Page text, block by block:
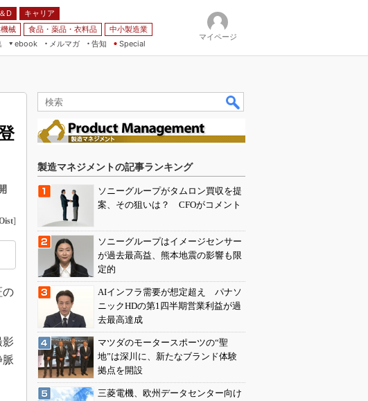
D
キャリア
械 食品・薬品・衣料品
中小製造業
ebook
メルマガ
告知 Special
マイページ
]
の
影
脈
製造マネジメントの記事ランキング
ソニーグループがタムロン買収を提
案、その狙いは？ CFOがコメント
ソニーグループはイメージセンサー
が過去最高益、熊本地震の影響も限
定的
AIインフラ需要が想定超え パナソ
ニックHDの第1四半期営業利益が過
去最高達成
マツダのモータースポーツの“聖
地”は深川に、新たなブランド体験
拠点を開設
三菱電機、欧州データセンター向け